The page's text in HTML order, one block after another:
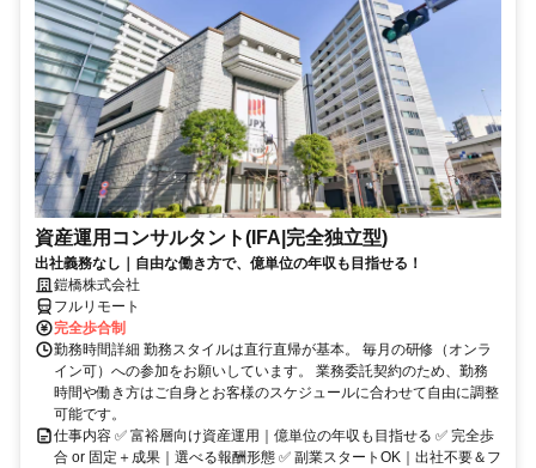
資産運用コンサルタント(IFA|完全独立型)
出社義務なし｜自由な働き方で、億単位の年収も目指せる！
鎧橋株式会社
フルリモート
完全歩合制
勤務時間詳細 勤務スタイルは直行直帰が基本。 毎月の研修（オンラ
イン可）への参加をお願いしています。 業務委託契約のため、勤務
時間や働き方はご自身とお客様のスケジュールに合わせて自由に調整
可能です。
仕事内容 ✅ 富裕層向け資産運用｜億単位の年収も目指せる ✅ 完全歩
合 or 固定＋成果｜選べる報酬形態 ✅ 副業スタートOK｜出社不要＆フ